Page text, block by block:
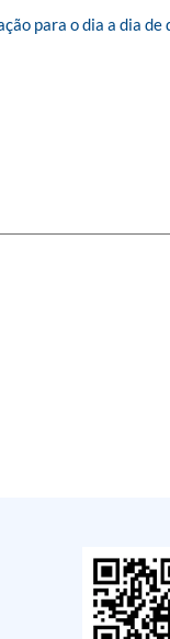
para o dia a dia